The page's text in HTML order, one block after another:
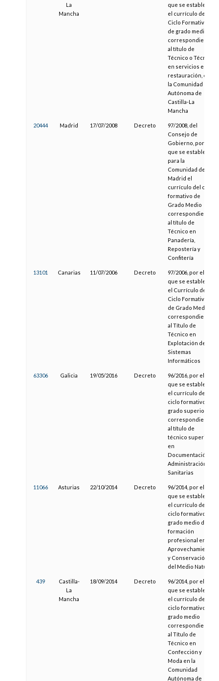
La
Mancha
que se establece
el currículo del
Ciclo Formativo
de grado medio
correspondiente
al título de
Técnico o Técnica
en servicios en
restauración, en
la Comunidad
Autónoma de
Castilla-La
Mancha
20444 Madrid 17/07/2008 Decreto
97/2008, del
Consejo de
Gobierno, por el
que se establece
para la
Comunidad de
Madrid el
currículo del ciclo
formativo de
Grado Medio
correspondiente
al título de
Técnico en
Panadería,
Repostería y
Confitería
13101 Canarias 11/07/2006 Decreto
97/2006, por el
que se establece
el Currículo del
Ciclo Formativo
de Grado Medio
correspondiente
al Título de
Técnico en
Explotación de
Sistemas
Informáticos
63306 Galicia 19/05/2016 Decreto
96/2016, por el
que se establece
el currículo del
ciclo formativo de
grado superior
correspondiente
al título de
técnico superior
en
Documentación y
Administración
Sanitarias
11066 Asturias 22/10/2014 Decreto
96/2014, por el
que se establece
el currículo del
ciclo formativo de
grado medio de
formación
profesional en
Aprovechamiento
y Conservación
del Medio Natural
439
Castilla-
La
Mancha
18/09/2014 Decreto
96/2014, por el
que se establece
el currículo del
ciclo formativo de
grado medio
correspondiente
al Título de
Técnico en
Confección y
Moda en la
Comunidad
Autónoma de